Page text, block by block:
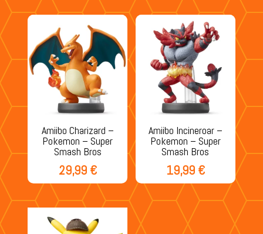
Amiibo Charizard –
Pokemon – Super
Smash Bros
29,99 €
Amiibo Incineroar –
Pokemon – Super
Smash Bros
19,99 €